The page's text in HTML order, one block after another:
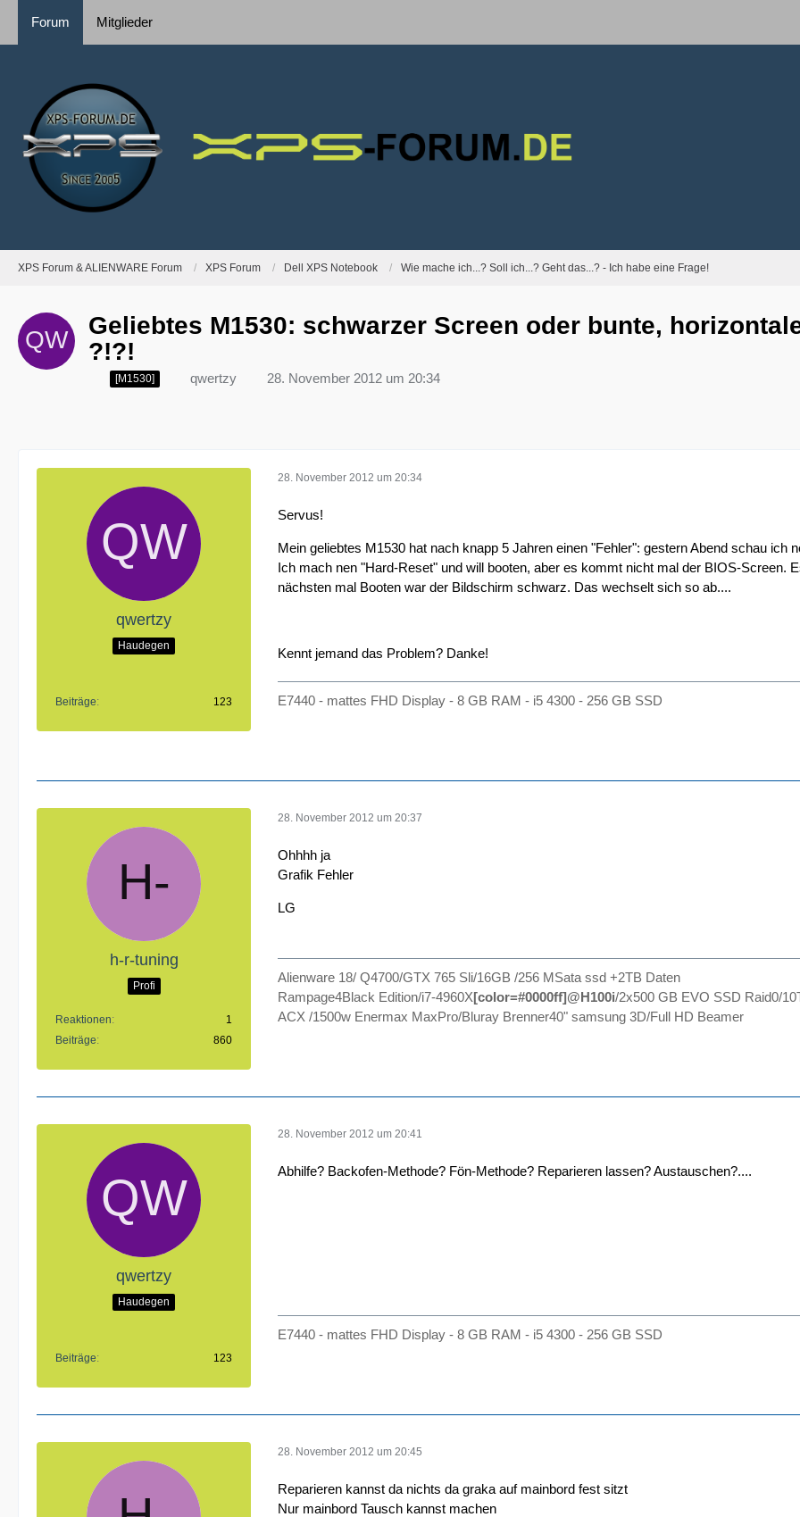
Forum Mitglieder
XPS Forum & ALIENWARE Forum XPS Forum Dell XPS Notebook Wie mache ich...? Soll ich...? Geht das...? - Ich habe eine Frage!
Geliebtes M1530: schwarzer Screen oder bunte,
?!?!
[M1530] qwertzy 28. November 2012 um 20:34
qwertzy
Haudegen
Beiträge 123
28. November 2012 um 20:34
Servus!
Mein geliebtes M1530 hat nach knapp 5 Jahren einen "Fehler": gestern Abend schau
Ich mach nen "Hard-Reset" und will booten, aber es kommt nicht mal der BIOS-Screen.
nächsten mal Booten war der Bildschirm schwarz. Das wechselt sich so ab....
Kennt jemand das Problem? Danke!
E7440 - mattes FHD Display - 8 GB RAM - i5 4300 - 256 GB SSD
h-r-tuning
Profi
Reaktionen
1
Beiträge
860
28. November 2012 um 20:37
Ohhhh ja
Grafik Fehler
LG
Alienware 18/ Q4700/GTX 765 Sli/16GB /256 MSata ssd +2TB Daten
Rampage4Black Edition/i7-4960X[color=#0000ff]@H100i/2x500 GB EVO SSD Raid0/
ACX /1500w Enermax MaxPro/Bluray Brenner40" samsung 3D/Full HD Beamer
qwertzy
Haudegen
Beiträge 123
28. November 2012 um 20:41
Abhilfe? Backofen-Methode? Fön-Methode? Reparieren lassen? Austauschen?....
E7440 - mattes FHD Display - 8 GB RAM - i5 4300 - 256 GB SSD
28. November 2012 um 20:45
Reparieren kannst da nichts da graka auf mainbord fest sitzt
Nur mainbord Tausch kannst machen